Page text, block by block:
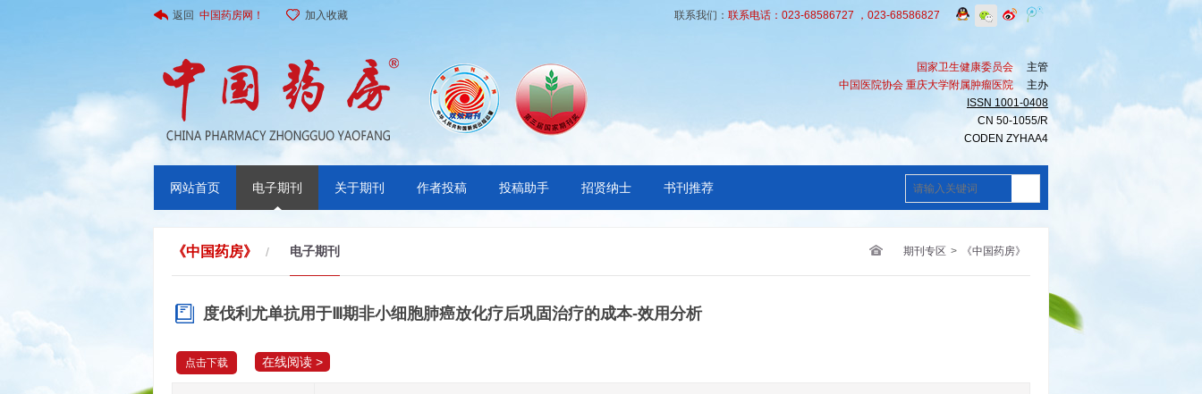
返回 中国药房网！ 加入收藏 联系我们： 联系电话：023-68586727 ，023-68586827
国家卫生健康委员会
主管
中国医院协会 重庆大学附属肿瘤医院
主办
ISSN 1001-0408
CN 50-1055/R
CODEN ZYHAA4
网站首页 电子期刊 关于期刊 作者投稿 投稿助手 招贤纳士 书刊推荐
《中国药房》 / 电子期刊 期刊专区 > 《中国药房》
度伐利尤单抗用于Ⅲ期非小细胞肺癌放化疗后巩固治疗的成本-效用分析
在线阅读 >